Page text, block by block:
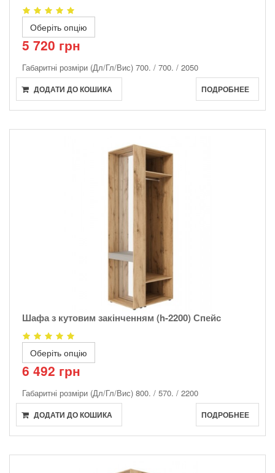
Оберіть опцію
5 720 грн
Габаритні розміри (Дл/Гл/Вис) 700. / 700. / 2050
ДОДАТИ ДО КОШИКА ПОДРОБНЕЕ
Шафа з кутовим закінченням (h-2200) Спейс
Оберіть опцію
6 492 грн
Габаритні розміри (Дл/Гл/Вис) 800. / 570. / 2200
ДОДАТИ ДО КОШИКА ПОДРОБНЕЕ